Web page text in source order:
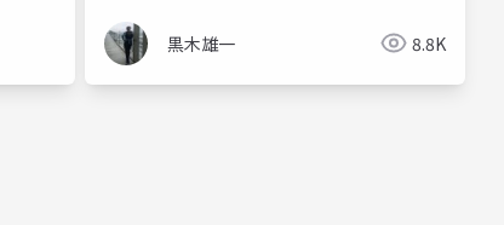
黒木雄一 8.8K